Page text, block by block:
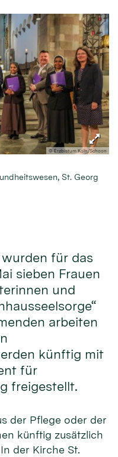
© Erzbistum Köln/Schoon
St. Georg
für das
sieben Frauen
und
arbeiten
künftig mit
für
freigestellt.
der Pflege oder der
künftig zusätzlich
der Kirche St.